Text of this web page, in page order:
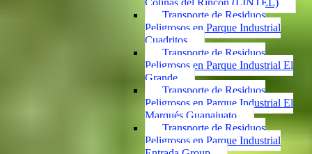
Colinas del Rincón (LINTEL)
Transporte de Residuos
Peligrosos en Parque Industrial
Cuadritos
Transporte de Residuos
Peligrosos en Parque Industrial El
Grande
Transporte de Residuos
Peligrosos en Parque Industrial El
Marqués Guanajuato
Transporte de Residuos
Peligrosos en Parque Industrial